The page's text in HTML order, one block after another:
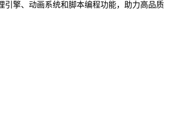
引擎、动画系统和脚本编程功能，助力高品质